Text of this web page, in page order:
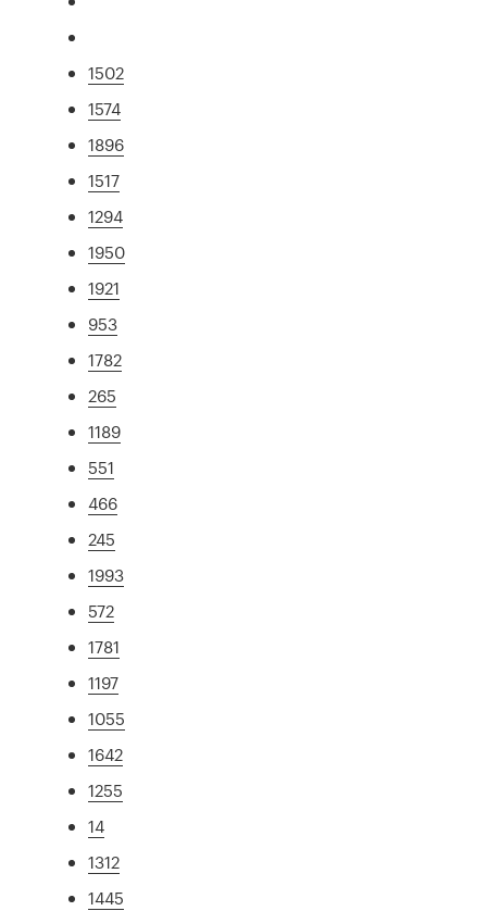
1502
1574
1896
1517
1294
1950
1921
953
1782
265
1189
551
466
245
1993
572
1781
1197
1055
1642
1255
14
1312
1445